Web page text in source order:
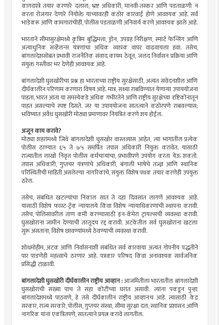
कागदपत्रे तयार करणारे दलाल, भ्रष्ट अधिकारी, मानवी-तस्कर आणि पडताळणी न
करता रोजगार देणारे नियोक्ते यांच्यावरही कठोर कारवाई होणे आवश्यक आहे. सर्व
भाडेकरू आणि कामगारांचीही, पोलीस पडताळणी अनिवार्य करणे आवश्यक झाले आहे.
भारताने सीमासुरक्षेमध्ये कृत्रिम बुद्धिमत्ता, ड्रोन, उपग्रह निरीक्षण, स्मार्ट फेन्सिंग आणि
अत्याधुनिक सर्व्हेलन्स यंत्रणांचा अधिक व्यापक वापर वाढवायला हवा. तसेच,
बांगलादेशसोबत प्रभावी राजनैतिक संवाद कायम ठेवून, जलद निर्वासन प्रक्रिया आणि
संयुक्त गस्तीवर भर देणेही आवश्यक आहे.
बांगलादेशी घुसखोरीचा प्रश्न हा भारताच्या राष्ट्रीय सुरक्षेसाठी, अत्यंत संवेदनशील आणि
दीर्घकालीन परिणाम करणारा विषय आहे. मात्र, सध्या राबविण्यात येणार्‍या उपाययोजना
पाहता, भारत आता या समस्येकडे अधिक गंभीरतेने आणि राष्ट्रीय सुरक्षेच्या दृष्टिकोनातून
पाहत असल्याचे स्पष्ट दिसते. जर या उपाययोजना सातत्याने कठोरपणे राबवल्यास;
भविष्यात अवैध घुसखोरी मोठ्या प्रमाणावर नियंत्रित करणे शय होईल.
अजून काय करावे?
मोठ्या शहरांमध्ये जिथे बांगलादेशी घुसखोर वास्तव्यास आहेत, त्या भागांतील प्रत्येक
पोलीस ठाण्यात ६५ ते ७५ समर्पित तपास अधिकारी नियुक्त करावेत. यासाठी
राज्यातील लाखो निवृत्त पोलीस कर्मचार्‍यांचा, प्रभावीपणे उपयोग करता येऊ शकतो.
तपास अधिकारी, गुप्तचर यंत्रणांचे अधिकारी, बंगाली भाषेचे तज्ज्ञ आणि स्थानिक
परिस्थितीची माहिती असलेल्या नागरिकांचे, संयुक्त विशेष पथक तयार करणेही उपयुक्त
ठरेल.
तसेच, संबंधित खटल्यांचा निकाल सात ते दहा दिवसांत लागणे आवश्यक आहे.
यासाठी विशेष फास्ट-ट्रॅक न्यायालये किंवा विशेष न्यायाधिकरणांची स्थापना करावी.
तसेच, पोलिसांवरील ताण कमी करण्यासाठी इन-कॅमेरा ट्रायल्सची व्यवस्था करावी.
घुसखोरांना जामीन देण्याची तरतूदच रद्द करावी. अटकेतील सर्व घुसखोरांना खटला
सुरू असताना, विशेष छावण्यांमध्ये ठेवण्याची व्यवस्था करावी.
शोधमोहीम, अटक आणि निर्वासनाशी संबंधित सर्व कारवाया अत्यंत गोपनीय पद्धतीने
पार पाडणेही महत्त्वाचे ठरणार आहे. पत्रकार परिषद किंवा अनावश्यक सार्वजनिक
प्रसिद्धी टाळावी.
बांगलादेशी घुसखोरी दीर्घकालीन राष्ट्रीय आव्हान :आजमितीला भारतातील बांगलादेशी
घुसखोरांची संख्या पाच ते सहा कोटींच्या घरात असावी. त्यांना पकडून पुन्हा
बांगलादेशमध्ये पाठवणे, हे तसे दीर्घकालीन राष्ट्रीय आव्हानच आहे. त्यासाठी केंद्र
सरकार, राज्य सरकारे, पोलीस, गुप्तचर संस्था, सीमा सुरक्षा दल, स्थानिक प्रशासन आणि
नागरिक यांना एकत्रितपणे, सातत्याने प्रयत्न करावे लागतील.